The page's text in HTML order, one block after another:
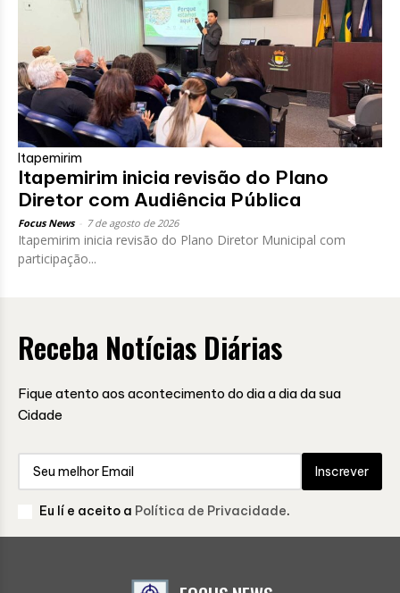
Itapemirim
Itapemirim inicia revisão do Plano
Diretor com Audiência Pública
Focus News 7 de agosto de 2026
Itapemirim inicia revisão do Plano Diretor Municipal com
participação...
Receba Notícias Diárias
Fique atento aos acontecimento do dia a dia da sua
Cidade
Inscrever
Eu lí e aceito a Política de Privacidade.